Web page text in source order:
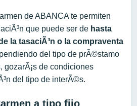
de ABANCA te permiten
que puede ser de hasta
la tasaciÃ³n o la compraventa
del tipo de prÃ©stamo
gozarÃ¡s de condiciones
del tipo de interÃ©s.
a tipo fijo